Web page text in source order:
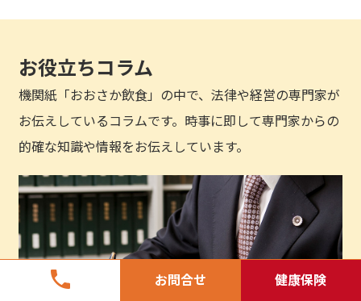
phone お問合せ 健康保険
お役立ちコラム
機関紙「おおさか飲食」の中で、法律や経営の専門家が
お伝えしているコラムです。時事に即して専門家からの
的確な知識や情報をお伝えしています。